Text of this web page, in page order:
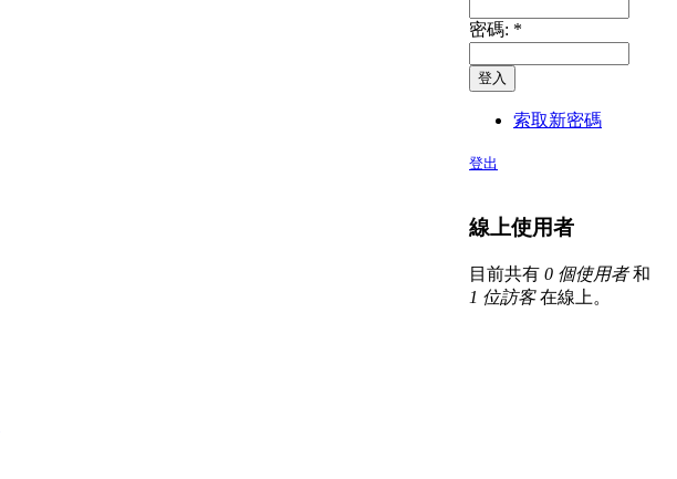
密碼: *
索取新密碼
登出
線上使用者
目前共有 0 個使用者和
1 位訪客在線上。